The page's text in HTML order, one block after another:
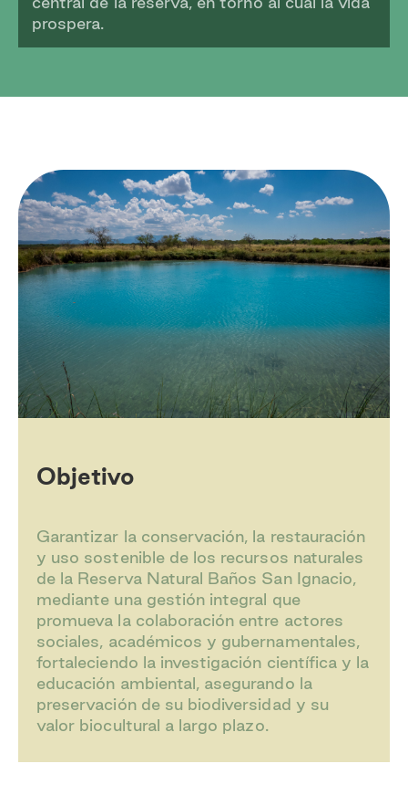
prospera.
Objetivo
Garantizar la conservación, la restauración
y uso sostenible de los recursos naturales
de la Reserva Natural Baños San Ignacio,
mediante una gestión integral que
promueva la colaboración entre actores
sociales, académicos y gubernamentales,
fortaleciendo la investigación científica y la
educación ambiental, asegurando la
preservación de su biodiversidad y su
valor biocultural a largo plazo.